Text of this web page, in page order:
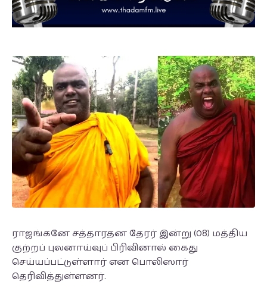
ராஜங்கனே சத்தாரதன தேரர் இன்று (08) மத்திய
குற்றப் புலனாய்வுப் பிரிவினால் கைது
செய்யப்பட்டுள்ளார் என பொலிஸார்
தெரிவித்துள்ளனர்.